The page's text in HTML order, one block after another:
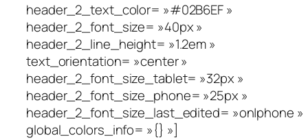
header_2_text_color= »#02B6EF »
header_2_font_size= »40px »
header_2_line_height= »1.2em »
text_orientation= »center »
header_2_font_size_tablet= »32px »
header_2_font_size_phone= »25px »
header_2_font_size_last_edited= »on|phone »
global_colors_info= »{} »]